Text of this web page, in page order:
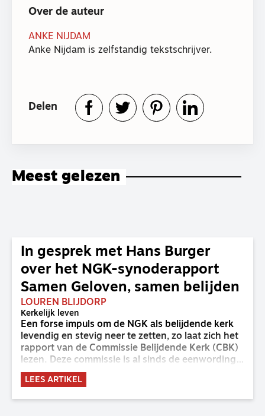
Over de auteur
ANKE NIJDAM
Anke Nijdam is zelfstandig tekstschrijver.
Delen
Meest gelezen
In gesprek met Hans Burger
over het NGK-synoderapport
Samen Geloven, samen belijden
LOUREN BLIJDORP
Kerkelijk leven
Een forse impuls om de NGK als belijdende kerk
levendig en stevig neer te zetten, zo laat zich het
rapport van de Commissie Belijdende Kerk (CBK)
lezen. Deze commissie is al sinds de eenwording
van de GKv en NGK actief en kreeg van de
synode van Deventer in 2023 de opdracht om
LEES ARTIKEL